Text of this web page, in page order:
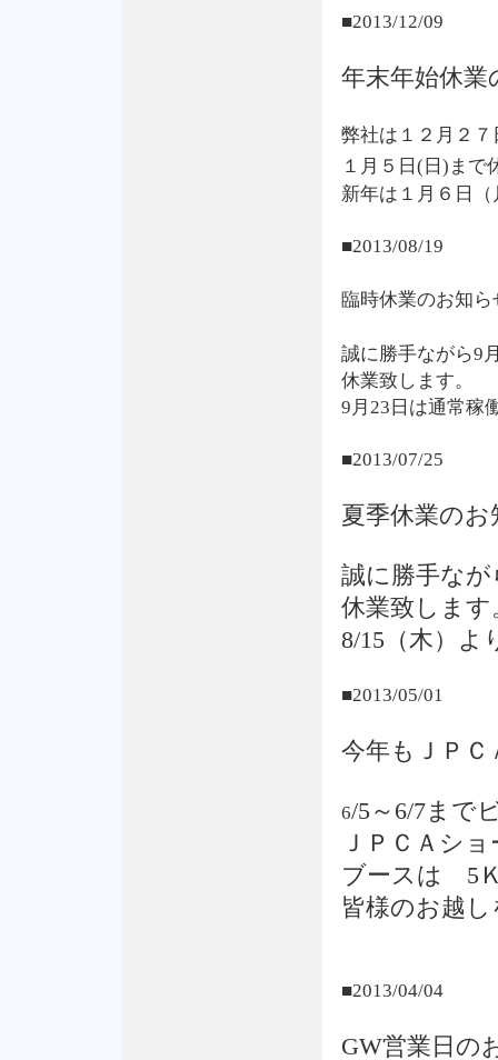
■2013/12/09
年末年始休業
弊社は１２月２
１月５日(日)まで
新年は１月６日
■2013/08/19
臨時休業のお知ら
誠に勝手ながら9
休業致します。
9月23日は通常稼
■2013/07/25
夏季休業のお
誠に勝手なが
休業致します
8/15（木）よ
■2013/05/01
今年もＪＰ
6/5～6/7まで
ＪＰＣＡシ
ブースは 5
皆様のお越
■2013/04/04
GW営業日の